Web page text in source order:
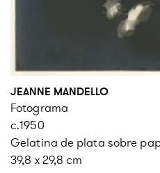
JEANNE MANDELLO
Fotograma
c.1950
Gelatina de plata sobre
39,8 x 29,8 cm